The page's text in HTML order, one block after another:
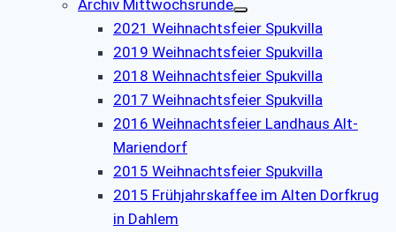
Archiv Mittwochsrunde
2021 Weihnachtsfeier Spukvilla
2019 Weihnachtsfeier Spukvilla
2018 Weihnachtsfeier Spukvilla
2017 Weihnachtsfeier Spukvilla
2016 Weihnachtsfeier Landhaus Alt-
Mariendorf
2015 Weihnachtsfeier Spukvilla
2015 Frühjahrskaffee im Alten Dorfkrug
in Dahlem